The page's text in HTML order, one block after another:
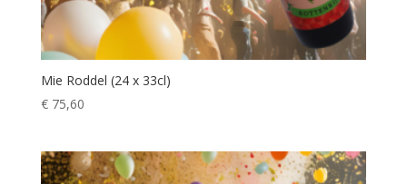
Mie Roddel (24 x 33cl)
€75,60